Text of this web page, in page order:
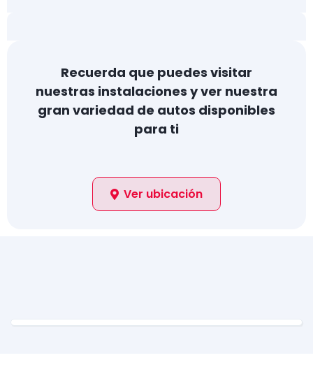
Recuerda que puedes visitar
nuestras instalaciones y ver nuestra
gran variedad de autos disponibles
para ti
Ver ubicación